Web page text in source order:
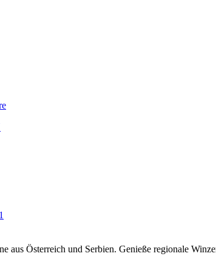
aus Österreich und Serbien. Genieße regionale